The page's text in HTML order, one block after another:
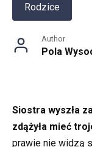
Rodzice
Author
Pola
Siostra wyszła
zdążyła mieć
prawie nie widzą